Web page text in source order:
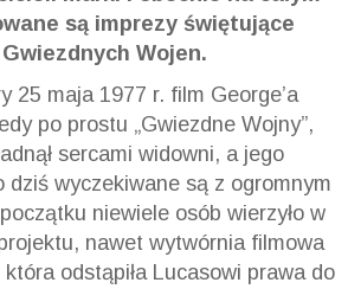
są imprezy świętujące
Wojen.
25 maja 1977 r. film George’a
po prostu „Gwiezdne Wojny”,
sercami widowni, a jego
dziś wyczekiwane są z ogromnym
niewiele osób wierzyło w
nawet wytwórnia filmowa
która odstąpiła Lucasowi prawa do